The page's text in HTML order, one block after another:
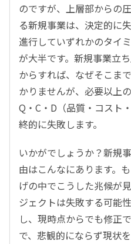
のですが、上層部からの
る新規事業は、決定的に
進行していずれかのタイ
が大半です。新規事業立
からすれば、なぜそこま
かりませんが、必要以上
Q・C・D（品質・コスト
終的に失敗します。
いかがでしょうか？新規
由はこんなにあります。
げの中でこうした兆候が
ジェクトは失敗する可能
し、現時点からでも修正
で、悲観的にならず現状